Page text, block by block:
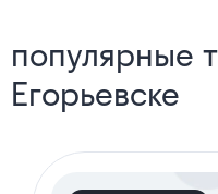
популярные
Егорьевске